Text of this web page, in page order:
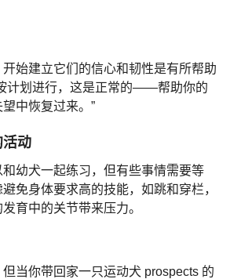
始建立它们的信心和韧性是有所帮助
计划进行，这是正常的——帮助你的
中恢复过来。”
活动
幼犬一起练习，但有些事情需要等
免身体要求高的技能，如跳和穿栏，
育中的关节带来压力。
当你带回家一只运动犬 prospects 的